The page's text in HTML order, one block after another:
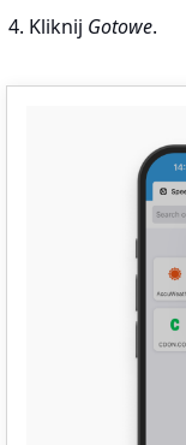
Kliknij Gotowe.